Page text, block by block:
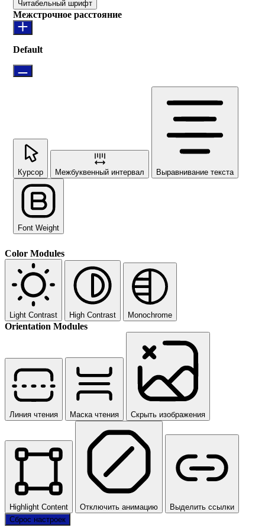
Читабельный шрифт
Межстрочное расстояние
Default
Курсор Межбуквенный интервал Выравнивание текста
Font Weight
Color Modules
Light Contrast High Contrast Monochrome
Orientation Modules
Линия чтения Маска чтения Скрыть изображения
Highlight Content Отключить анимацию
Выделить ссылки
Сброс настроек